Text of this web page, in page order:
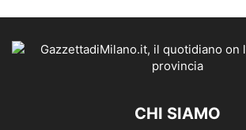
CHI SIAMO